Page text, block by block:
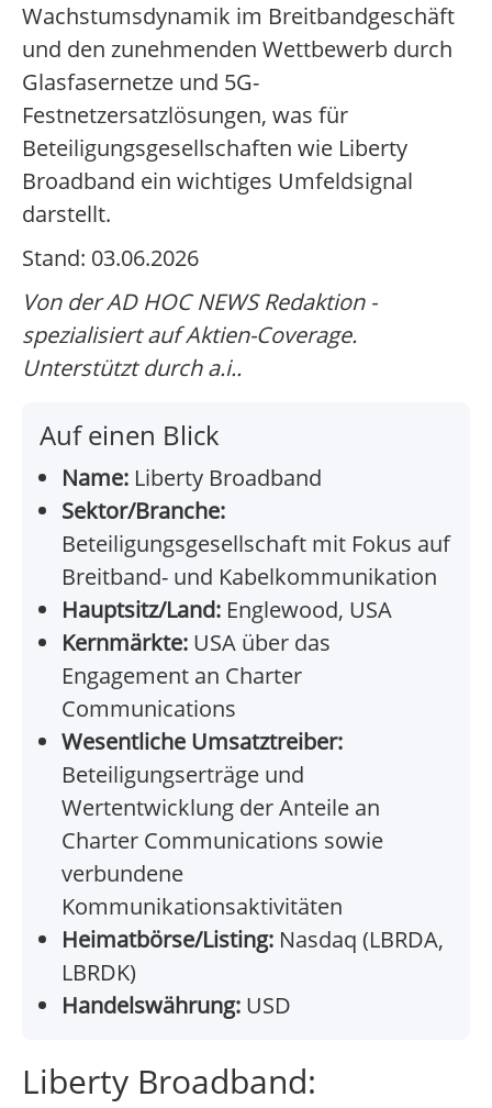
Wachstumsdynamik im Breitbandgeschäft
und den zunehmenden Wettbewerb durch
Glasfasernetze und 5G-
Festnetzersatzlösungen, was für
Beteiligungsgesellschaften wie Liberty
Broadband ein wichtiges Umfeldsignal
darstellt.
Stand: 03.06.2026
Von der AD HOC NEWS Redaktion -
spezialisiert auf Aktien-Coverage.
Unterstützt durch a.i..
Auf einen Blick
Name: Liberty Broadband
Sektor/Branche:
Beteiligungsgesellschaft mit Fokus auf
Breitband- und Kabelkommunikation
Hauptsitz/Land: Englewood, USA
Kernmärkte: USA über das
Engagement an Charter
Communications
Wesentliche Umsatztreiber:
Beteiligungserträge und
Wertentwicklung der Anteile an
Charter Communications sowie
verbundene
Kommunikationsaktivitäten
Heimatbörse/Listing: Nasdaq (LBRDA,
LBRDK)
Handelswährung: USD
Liberty Broadband: